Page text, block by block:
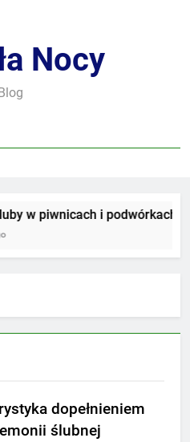
Nocy
w piwnicach i podwórkach
dopełnieniem
ślubnej